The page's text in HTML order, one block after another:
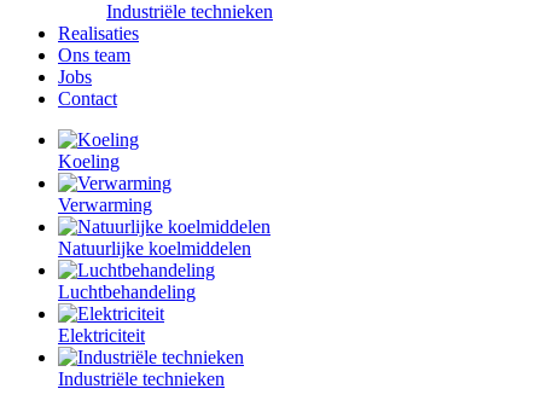
Industriële technieken
Realisaties
Ons team
Jobs
Contact
Koeling
Verwarming
Natuurlijke koelmiddelen
Luchtbehandeling
Elektriciteit
Industriële technieken